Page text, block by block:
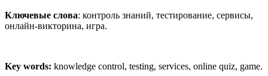
Ключевые слова: контроль знаний, тестирование, сервисы,
онлайн-викторина, игра.
Key words: knowledge control, testing, services, online quiz, game.